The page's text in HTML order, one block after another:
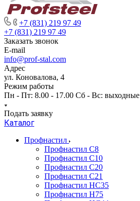
+7 (831) 219 97 49
+7 (831) 219 97 49
Заказать звонок
E-mail
info@prof-stal.com
Адрес
ул. Коновалова, 4
Режим работы
Пн - Пт: 8.00 - 17.00 Сб - Вс: выходные
Подать заявку
Каталог
Профнастил
Профнастил С8
Профнастил С10
Профнастил С20
Профнастил С21
Профнастил НС35
Профнастил Н75